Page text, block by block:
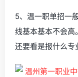
5、温一职单招一
线基本基本不会
还要看是报什么专